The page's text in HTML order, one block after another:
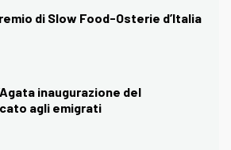
di Slow Food-Osterie d’Italia
inaugurazione del
agli emigrati